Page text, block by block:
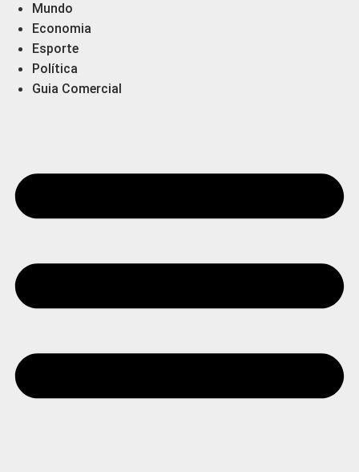
Mundo
Economia
Esporte
Política
Guia Comercial